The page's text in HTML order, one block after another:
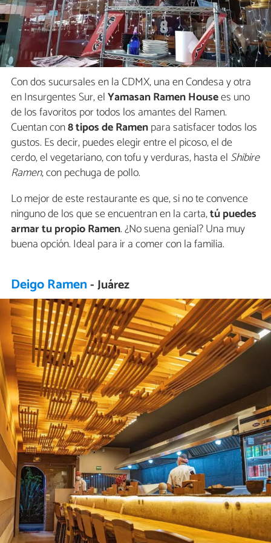
Con dos sucursales en la CDMX, una en Condesa y otra
en Insurgentes Sur, elYamasan Ramen Housees uno
de los favoritos por todos los amantes del Ramen.
Cuentan con8 tipos de Ramenpara satisfacer todos los
gustos. Es decir, puedes elegir entre el picoso, el de
cerdo, el vegetariano, con tofu y verduras, hasta el Shibire
Ramen, con pechuga de pollo.
Lo mejor de este restaurante es que, si no te convence
ninguno de los que se encuentran en la carta,tú puedes
armar tu propio Ramen. ¿No suena genial? Una muy
buena opción. Ideal para ir a comer con la familia.
Deigo Ramen- Juárez